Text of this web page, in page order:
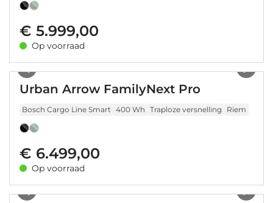
€ 5.999,00
Op voorraad
Urban Arrow FamilyNext Pro
Bosch Cargo Line Smart 400 Wh Traploze versnelling Riem
€ 6.499,00
Op voorraad